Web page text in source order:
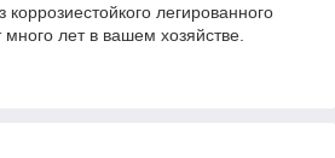
коррозиестойкого легированного
лет в вашем хозяйстве.